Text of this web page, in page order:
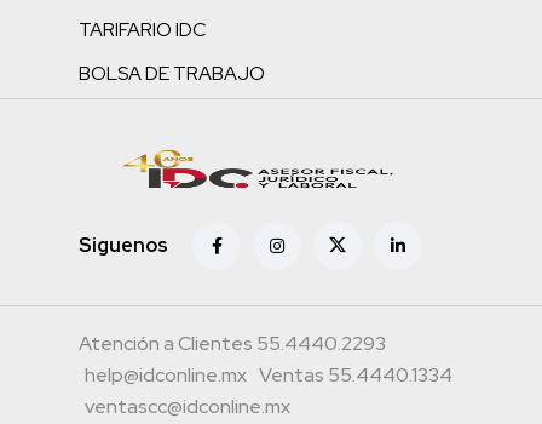
TARIFARIO IDC
BOLSA DE TRABAJO
Siguenos
Atención a Clientes 55.4440.2293
help@idconline.mx Ventas 55.4440.1334
ventascc@idconline.mx